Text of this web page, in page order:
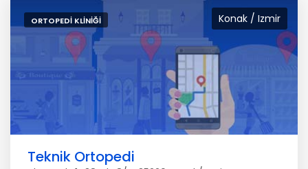
Konak / Izmir
ORTOPEDI KLINIĞI
Teknik Ortopedi